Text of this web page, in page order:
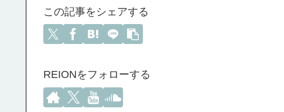
この記事をシェアする
REIONをフォローする